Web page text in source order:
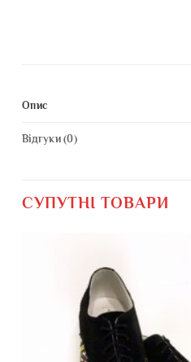
Опис
Відгуки (0)
СУПУТНІ ТОВАРИ